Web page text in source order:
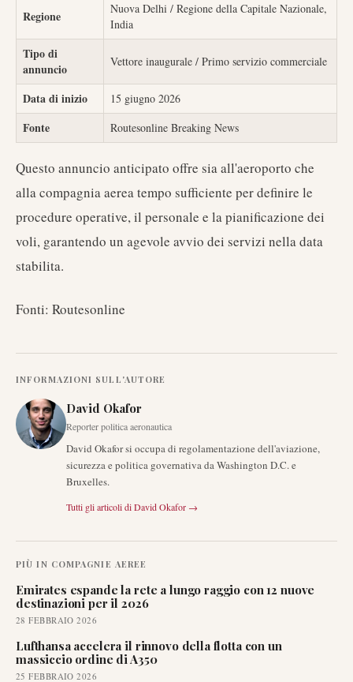
Regione
Nuova Delhi / Regione della Capitale Nazionale,
India
Tipo di
annuncio
Vettore inaugurale / Primo servizio commerciale
Data di inizio 15 giugno 2026
Fonte Routesonline Breaking News
Questo annuncio anticipato offre sia all'aeroporto che
alla compagnia aerea tempo sufficiente per definire le
procedure operative, il personale e la pianificazione dei
voli, garantendo un agevole avvio dei servizi nella data
stabilita.
Fonti: Routesonline
INFORMAZIONI SULL'AUTORE
David Okafor
Reporter politica aeronautica
David Okafor si occupa di regolamentazione dell'aviazione,
sicurezza e politica governativa da Washington D.C. e
Bruxelles.
Tutti gli articoli diDavid Okafor →
PIÙ IN COMPAGNIE AEREE
Emirates espande la rete a lungo raggio con 12 nuove
destinazioni per il 2026
28 FEBBRAIO 2026
Lufthansa accelera il rinnovo della flotta con un
massiccio ordine di A350
25 FEBBRAIO 2026